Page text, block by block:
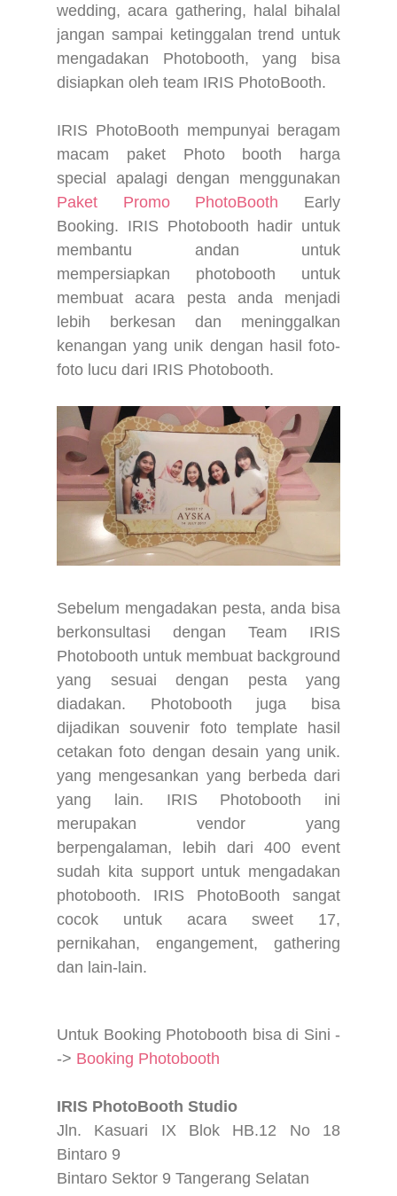
wedding, acara gathering, halal bihalal
jangan sampai ketinggalan trend untuk
mengadakan Photobooth, yang bisa
disiapkan oleh team IRIS PhotoBooth.
IRIS PhotoBooth mempunyai beragam
macam paket Photo booth harga
special apalagi dengan menggunakan
Paket Promo PhotoBooth Early
Booking. IRIS Photobooth hadir untuk
membantu andan untuk
mempersiapkan photobooth untuk
membuat acara pesta anda menjadi
lebih berkesan dan meninggalkan
kenangan yang unik dengan hasil foto-
foto lucu dari IRIS Photobooth.
Sebelum mengadakan pesta, anda bisa
berkonsultasi dengan Team IRIS
Photobooth untuk membuat background
yang sesuai dengan pesta yang
diadakan. Photobooth juga bisa
dijadikan souvenir foto template hasil
cetakan foto dengan desain yang unik.
yang mengesankan yang berbeda dari
yang lain. IRIS Photobooth ini
merupakan vendor yang
berpengalaman, lebih dari 400 event
sudah kita support untuk mengadakan
photobooth. IRIS PhotoBooth sangat
cocok untuk acara sweet 17,
pernikahan, engangement, gathering
dan lain-lain.
Untuk Booking Photobooth bisa di Sini -
-> Booking Photobooth
IRIS PhotoBooth Studio
Jln. Kasuari IX Blok HB.12 No 18
Bintaro 9
Bintaro Sektor 9 Tangerang Selatan